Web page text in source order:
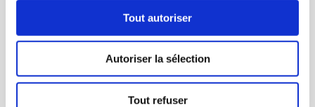
Tout autoriser
Autoriser la sélection
Tout refuser